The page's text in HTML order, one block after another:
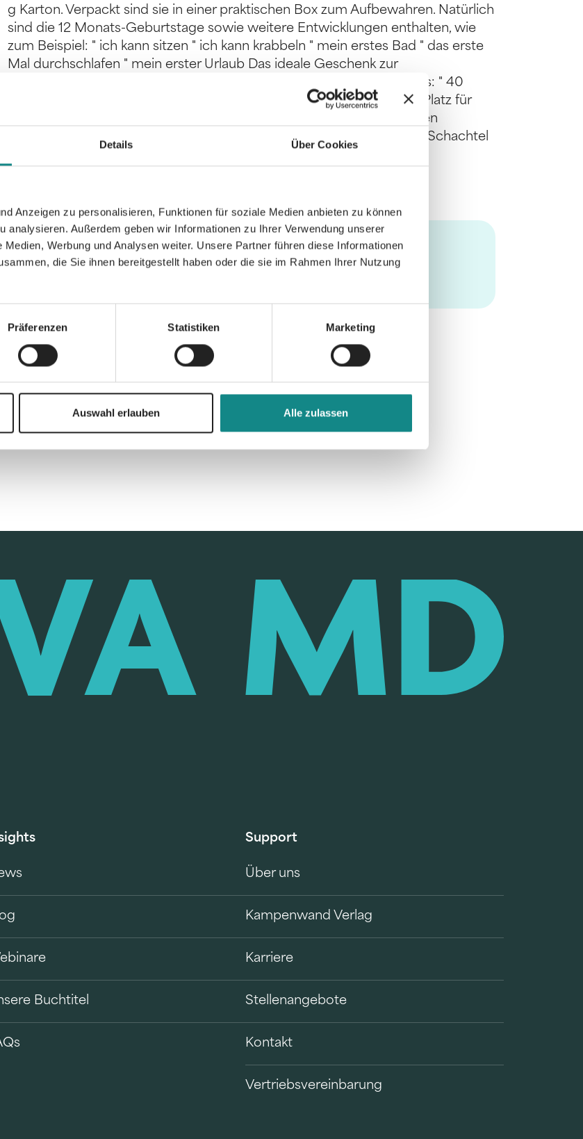
Details Über Cookies
Anzeigen zu personalisieren, Funktionen für soziale Medien anbieten zu können
analysieren. Außerdem geben wir Informationen zu Ihrer Verwendung unserer
Werbung und Analysen weiter. Unsere Partner führen diese Informationen
die Sie ihnen bereitgestellt haben oder die sie im Rahmen Ihrer Nutzung
Präferenzen Statistiken Marketing
Auswahl erlauben Alle zulassen
g Karton. Verpackt sind sie in einer praktischen Box zum Aufbewahren. Natürlich
sind die 12 Monats-Geburtstage sowie weitere Entwicklungen enthalten, wie
zum Beispiel: " ich kann sitzen " ich kann krabbeln " mein erstes Bad " das erste
Mal durchschlafen " mein erster Urlaub Das ideale Geschenk zur
Schwangerschaft, Geburt, Taufe und die Baby Shower. Produktdetails: " 40
Baby-Meilenstein-Karten inkl. 1 Blanko-Karte " Auf jeder Rückseite ist Platz für
persönliche Erinnerungen " Größe: DIN A6 (105 x 148 mm) " Die Karten
bestehen aus stabilem 400g Offset-Karton " Verpackt in einer süßen Schachtel
Informationen
Zur Übersicht
Buchtitel
Support
Über uns
Kampenwand Verlag
Karriere
Stellenangebote
Kontakt
Vertriebsvereinbarung